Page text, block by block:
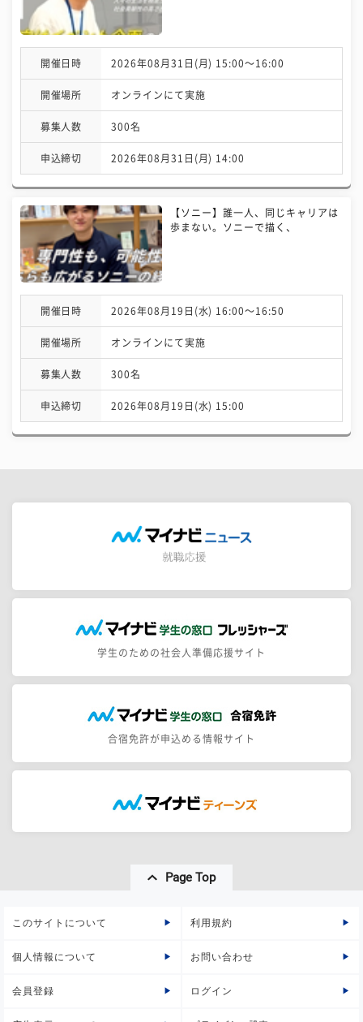
開催日時 2026年08月31日(月) 15:00〜16:00
開催場所 オンラインにて実施
募集人数 300名
申込締切 2026年08月31日(月) 14:00
【ソニー】誰一人、同じキャリアは
歩まない。ソニーで描く、
開催日時 2026年08月19日(水) 16:00〜16:50
開催場所 オンラインにて実施
募集人数 300名
申込締切 2026年08月19日(水) 15:00
学生のための社会人準備応援サイト
合宿免許が申込める情報サイト
Page Top
このサイトについて 利用規約
個人情報について お問い合わせ
会員登録 ログイン